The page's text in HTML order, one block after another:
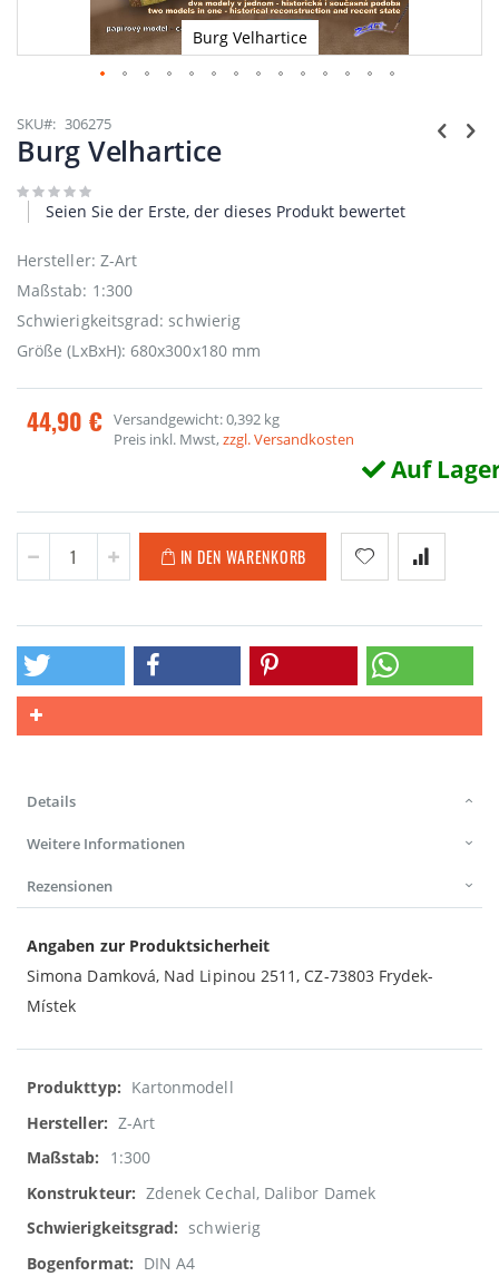
Burg Velhartice
Anfang
der
Bildgalerie
SKU 306275
Burg Velhartice
Seien Sie der Erste, der dieses Produkt bewertet
Hersteller: Z-Art
Maßstab: 1:300
Schwierigkeitsgrad: schwierig
Größe (LxBxH): 680x300x180 mm
44,90 € Versandgewicht: 0,392 kg
Preis inkl. Mwst,zzgl. Versandkosten
Auf
IN DEN WARENKORB
Details
Weitere Informationen
Rezensionen
Angaben zur Produktsicherheit
Simona Damková, Nad Lipinou 2511, CZ-73803 Frydek-
Místek
Weitere
Informationen
Kartonmodell
Z-Art
1:300
Zdenek Cechal, Dalibor Damek
schwierig
DIN A4